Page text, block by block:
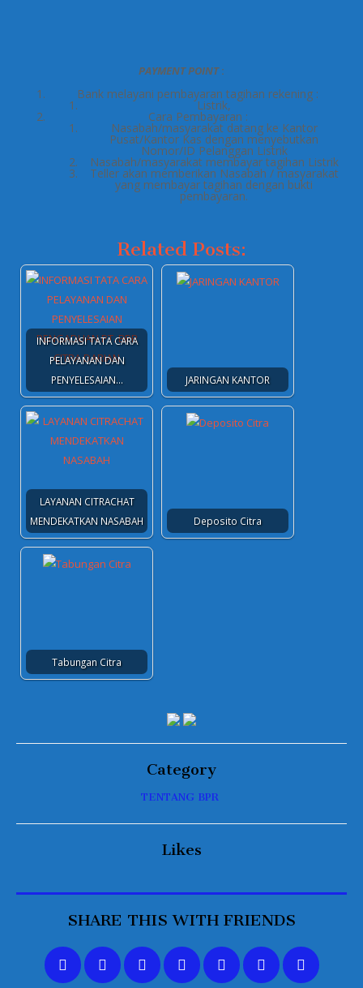
PAYMENT POINT:
Bank melayani pembayaran tagihan rekening :
Listrik,
Cara Pembayaran :
Nasabah/masyarakat datang ke Kantor
Pusat/Kantor Kas dengan menyebutkan
Nomor/ID Pelanggan Listrik
Nasabah/masyarakat membayar tagihan Listrik
Teller akan memberikan Nasabah / masyarakat
yang membayar tagihan dengan bukti
pembayaran.
Related Posts:
INFORMASI TATA CARA
PELAYANAN DAN
PENYELESAIAN…
JARINGAN KANTOR
LAYANAN CITRACHAT
MENDEKATKAN NASABAH
Deposito Citra
Tabungan Citra
Category
TENTANG BPR
Likes
SHARE THIS WITH FRIENDS